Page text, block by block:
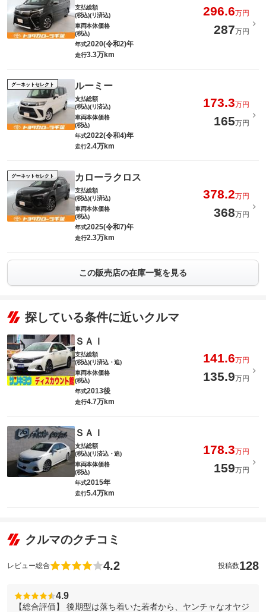
支払総額
(税込)(リ済込)
296.6万円
車両本体価格
(税込)
287万円
年式2020(令和2)年
走行3.3万km
グーネットセレクト ルーミー
支払総額
(税込)(リ済込)
173.3万円
車両本体価格
(税込)
165万円
年式2022(令和4)年
走行2.4万km
グーネットセレクト カローラクロス
支払総額
(税込)(リ済込)
378.2万円
車両本体価格
(税込)
368万円
年式2025(令和7)年
走行2.3万km
この販売店の在庫一覧を見る
探している条件に近いクルマ
ＳＡＩ
支払総額
(税込)(リ済込・追)
141.6万円
車両本体価格
(税込)
135.9万円
年式2013後
走行4.7万km
ＳＡＩ
支払総額
(税込)(リ済込・追)
178.3万円
車両本体価格
(税込)
159万円
年式2015年
走行5.4万km
クルマのクチコミ
レビュー総合 4.2 投稿数128
4.9
【総合評価】 後期型は落ち着いた若者から、ヤンチャなオヤジ